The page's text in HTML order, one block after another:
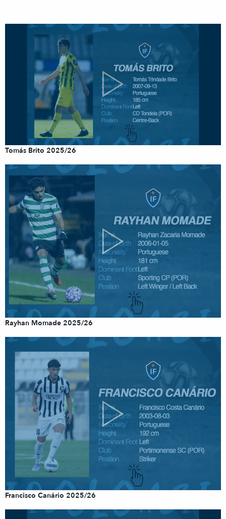
Tomás Brito 2025/26
Rayhan Momade 2025/26
Francisco Canário 2025/26